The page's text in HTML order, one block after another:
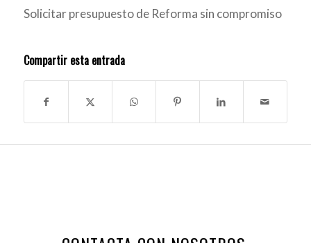
Solicitar presupuesto de Reforma sin compromiso
Compartir esta entrada